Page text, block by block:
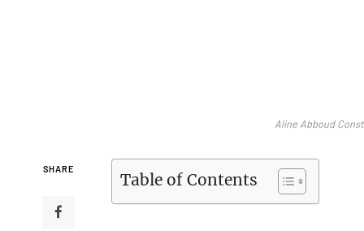
Aline Abboud
SHARE
Table of Contents